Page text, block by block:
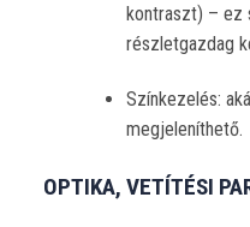
kontraszt) – ez
részletgazdag
Színkezelés:
megjeleníthető.
OPTIKA, VETÍTÉSI